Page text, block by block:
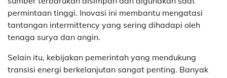
permintaan tinggi. Inovasi ini membantu mengatasi
tantangan intermittency yang sering dihadapi oleh
tenaga surya dan angin.
Selain itu, kebijakan pemerintah yang mendukung
transisi energi berkelanjutan sangat penting. Banyak